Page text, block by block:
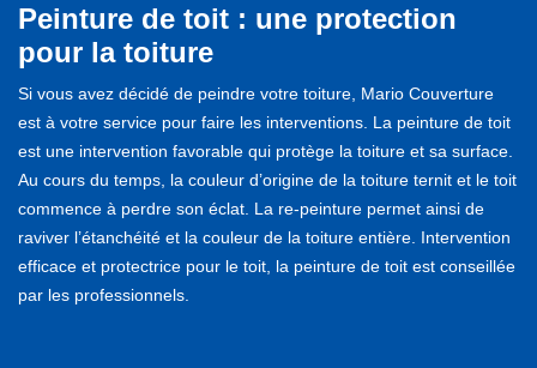
Peinture de toit : une protection
pour la toiture
Si vous avez décidé de peindre votre toiture, Mario Couverture
est à votre service pour faire les interventions. La peinture de toit
est une intervention favorable qui protège la toiture et sa surface.
Au cours du temps, la couleur d’origine de la toiture ternit et le toit
commence à perdre son éclat. La re-peinture permet ainsi de
raviver l’étanchéité et la couleur de la toiture entière. Intervention
efficace et protectrice pour le toit, la peinture de toit est conseillée
par les professionnels.